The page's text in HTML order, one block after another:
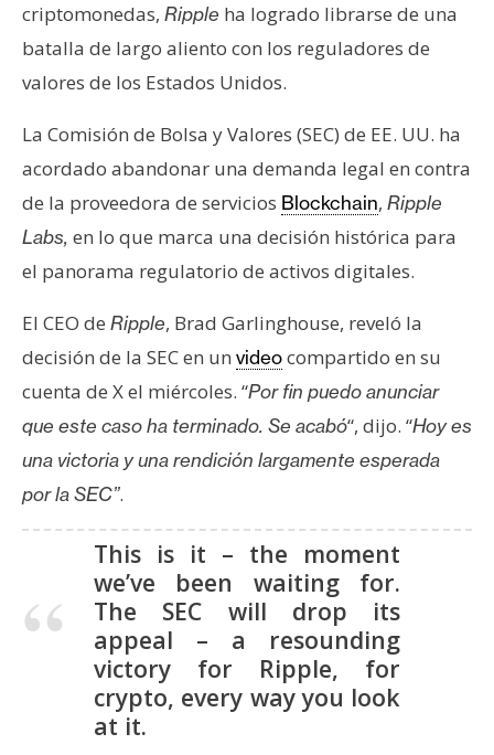
á
l
i
i
s
N
o
a
s
e
P
r
e
m
criptomonedas, Ripple ha logrado librarse de una
batalla de largo aliento con los reguladores de
valores de los Estados Unidos.
La Comisión de Bolsa y Valores (SEC) de EE. UU. ha
acordado abandonar una demanda legal en contra
de la proveedora de servicios Blockchain, Ripple
Labs, en lo que marca una decisión histórica para
el panorama regulatorio de activos digitales.
El CEO de Ripple, Brad Garlinghouse, reveló la
decisión de la SEC en un videocompartido en su
cuenta de X el miércoles. “Por fin puedo anunciar
que este caso ha terminado. Se acabó“, dijo. “Hoy es
una victoria y una rendición largamente esperada
por la SEC”.
This is it – the moment
we’ve been waiting for.
The SEC will drop its
appeal – a resounding
victory for Ripple, for
crypto, every way you look
at it.